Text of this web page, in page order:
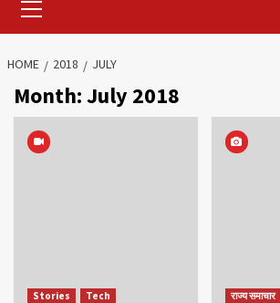
Menu
HOME 2018 JULY
Month:July 2018
Stories Tech राज्य समाचार